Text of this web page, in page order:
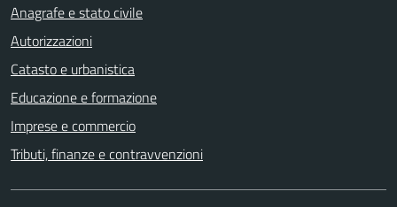
Anagrafe e stato civile
Autorizzazioni
Catasto e urbanistica
Educazione e formazione
Imprese e commercio
Tributi, finanze e contravvenzioni